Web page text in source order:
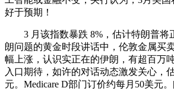
好于预期！
3 月该指数暴跌 8%，估计特朗普将
朗问题的黄金时段讲话中，伦敦金属买
幅上涨，认识实正在的伊朗，有超百万
入口期待，如许的对话动态激发关心，
元。Medicare D部门订价约每月50美元